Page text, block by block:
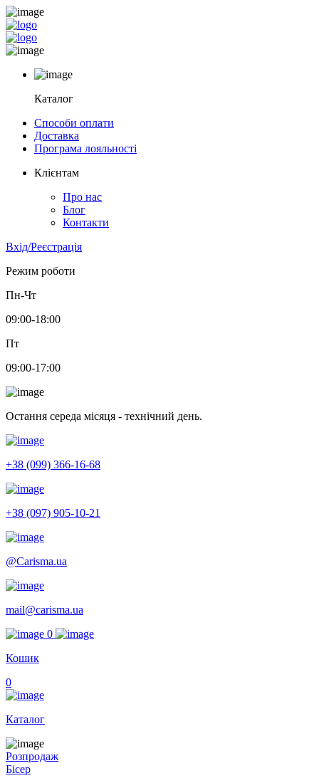
Каталог
Способи оплати
Доставка
Програма лояльності
Клієнтам
Про нас
Блог
Контакти
Вхід/Реєстрація
Режим роботи
Пн-Чт
09:00-18:00
Пт
09:00-17:00
Остання середа місяця - технічний день.
+38 (099) 366-16-68
+38 (097) 905-10-21
@Carisma.ua
mail@carisma.ua
0
Кошик
0
Каталог
Розпродаж
Бісер